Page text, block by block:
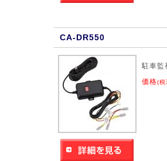
CA-DR550
駐車監
価格(税